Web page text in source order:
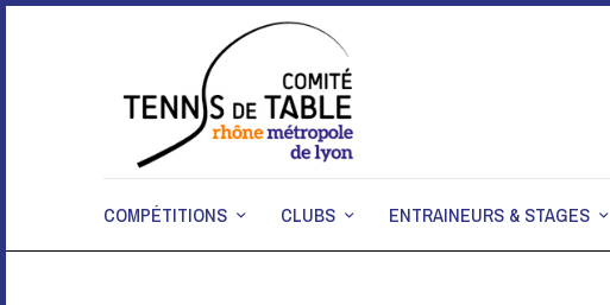
COMPÉTITIONS CLUBS ENTRAINEURS & STAGES